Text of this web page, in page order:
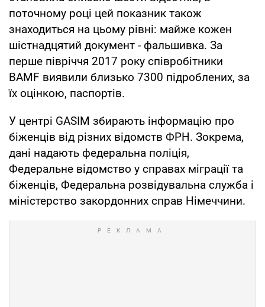
поточному році цей показник також
знаходиться на цьому рівні: майже кожен
шістнадцятий документ - фальшивка. За
перше півріччя 2017 року співробітники
BAMF виявили близько 7300 підроблених, за
їх оцінкою, паспортів.
У центрі GASIM збирають інформацію про
біженців від різних відомств ФРН. Зокрема,
дані надають федеральна поліція,
Федеральне відомство у справах міграції та
біженців, Федеральна розвідувальна служба і
міністерство закордонних справ Німеччини.